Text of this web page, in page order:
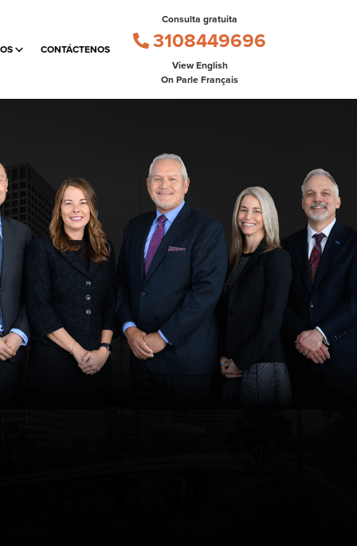
CONTÁCTENOS
Consulta gratuita
3108449696
View English
On Parle Français